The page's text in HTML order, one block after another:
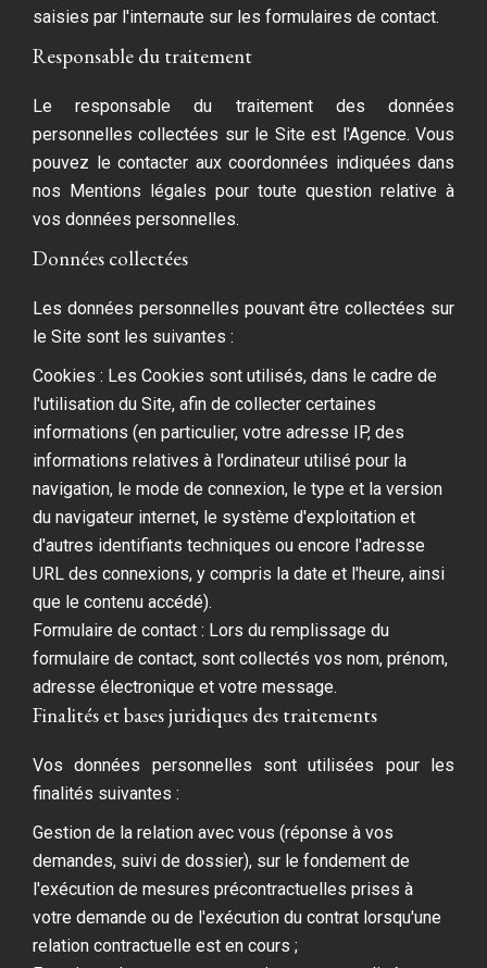
saisies par l'internaute sur les formulaires de contact.
Responsable du traitement
Le responsable du traitement des données
personnelles collectées sur le Site est l'Agence. Vous
pouvez le contacter aux coordonnées indiquées dans
nos Mentions légales pour toute question relative à
vos données personnelles.
Données collectées
Les données personnelles pouvant être collectées sur
le Site sont les suivantes :
Cookies : Les Cookies sont utilisés, dans le cadre de
l'utilisation du Site, afin de collecter certaines
informations (en particulier, votre adresse IP, des
informations relatives à l'ordinateur utilisé pour la
navigation, le mode de connexion, le type et la version
du navigateur internet, le système d'exploitation et
d'autres identifiants techniques ou encore l'adresse
URL des connexions, y compris la date et l'heure, ainsi
que le contenu accédé).
Formulaire de contact : Lors du remplissage du
formulaire de contact, sont collectés vos nom, prénom,
adresse électronique et votre message.
Finalités et bases juridiques des traitements
Vos données personnelles sont utilisées pour les
finalités suivantes :
Gestion de la relation avec vous (réponse à vos
demandes, suivi de dossier), sur le fondement de
l'exécution de mesures précontractuelles prises à
votre demande ou de l'exécution du contrat lorsqu'une
relation contractuelle est en cours ;